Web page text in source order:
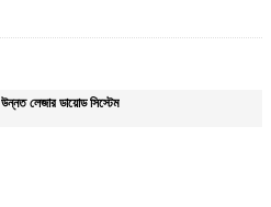
উন্নত লেজার ডায়োড সিস্টেম